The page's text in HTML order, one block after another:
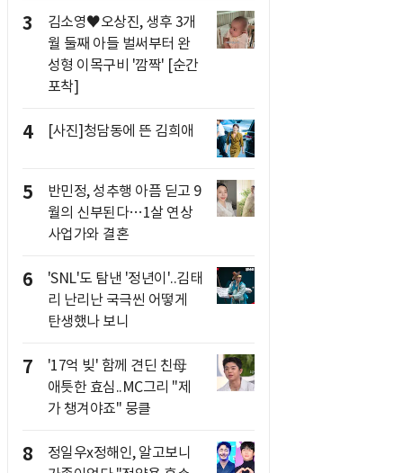
3
김소영♥오상진, 생후 3개
월 둘째 아들 벌써부터 완
성형 이목구비 '깜짝' [순간
포착]
4 [사진]청담동에 뜬 김희애
5
반민정, 성추행 아픔 딛고 9
월의 신부된다…1살 연상
사업가와 결혼
6
'SNL'도 탐낸 '정년이'..김태
리 난리난 국극씬 어떻게
탄생했나 보니
7
'17억 빚' 함께 견딘 친母
애틋한 효심..MC그리 "제
가 챙겨야죠" 뭉클
8
정일우x정해인, 알고보니